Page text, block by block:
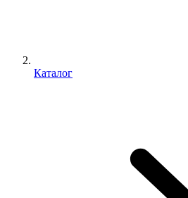
Каталог